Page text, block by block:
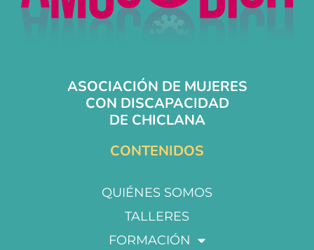
ASOCIACIÓN DE MUJERES
CON DISCAPACIDAD
DE CHICLANA
CONTENIDOS
QUIÉNES SOMOS
TALLERES
FORMACIÓN